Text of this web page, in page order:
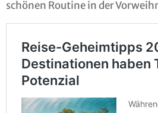
schönen Routine in der